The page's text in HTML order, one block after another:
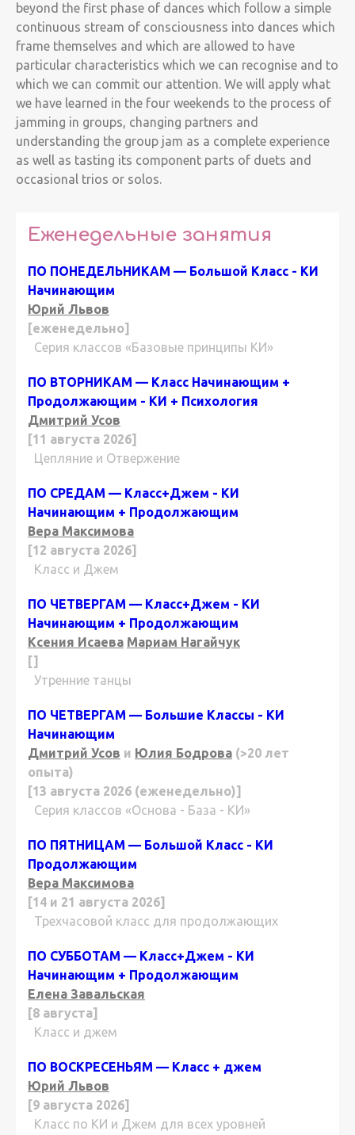
beyond the first phase of dances which follow a simple
continuous stream of consciousness into dances which
frame themselves and which are allowed to have
particular characteristics which we can recognise and to
which we can commit our attention. We will apply what
we have learned in the four weekends to the process of
jamming in groups, changing partners and
understanding the group jam as a complete experience
as well as tasting its component parts of duets and
occasional trios or solos.
Еженедельные занятия
ПО ПОНЕДЕЛЬНИКАМ — Большой Класс - КИ
Начинающим
Юрий Львов
[еженедельно]
Серия классов «Базовые принципы КИ»
ПО ВТОРНИКАМ — Класс Начинающим +
Продолжающим - КИ + Психология
Дмитрий Усов
[11 августа 2026]
Цепляние и Отвержение
ПО СРЕДАМ — Класс+Джем - КИ
Начинающим + Продолжающим
Вера Максимова
[12 августа 2026]
Класс и Джем
ПО ЧЕТВЕРГАМ — Класс+Джем - КИ
Начинающим + Продолжающим
Ксения Исаева Мариам Нагайчук
[]
Утренние танцы
ПО ЧЕТВЕРГАМ — Большие Классы - КИ
Начинающим
Дмитрий Усов и Юлия Бодрова (>20 лет
опыта)
[13 августа 2026 (еженедельно)]
Серия классов «Основа - База - КИ»
ПО ПЯТНИЦАМ — Большой Класс - КИ
Продолжающим
Вера Максимова
[14 и 21 августа 2026]
Трехчасовой класс для продолжающих
ПО СУББОТАМ — Класс+Джем - КИ
Начинающим + Продолжающим
Елена Завальская
[8 августа]
Класс и джем
ПО ВОСКРЕСЕНЬЯМ — Класс + джем
Юрий Львов
[9 августа 2026]
Класс по КИ и Джем для всех уровней